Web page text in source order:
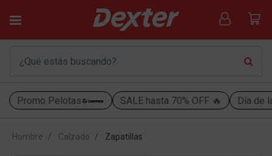
Promo Pelotas SALE hasta 70% OFF 🔥 Día de
Hombre Calzado Zapatillas